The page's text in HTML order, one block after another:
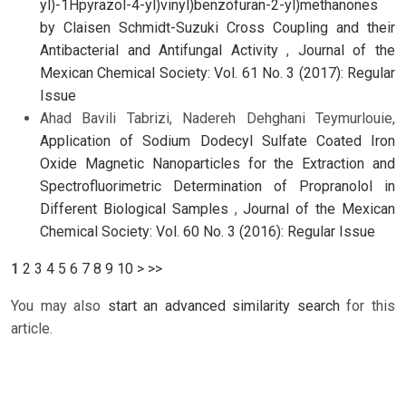
yl)-1Hpyrazol-4-yl)vinyl)benzofuran-2-yl)methanones
by Claisen Schmidt-Suzuki Cross Coupling and their
Antibacterial and Antifungal Activity, Journal of the
Mexican Chemical Society: Vol. 61 No. 3 (2017): Regular
Issue
Ahad Bavili Tabrizi, Nadereh Dehghani Teymurlouie,
Application of Sodium Dodecyl Sulfate Coated Iron
Oxide Magnetic Nanoparticles for the Extraction and
Spectrofluorimetric Determination of Propranolol in
Different Biological Samples ,Journal of the Mexican
Chemical Society: Vol. 60 No. 3 (2016): Regular Issue
1 2 3 4 5 6 7 8 9 10 > >>
You may also start an advanced similarity searchfor this
article.